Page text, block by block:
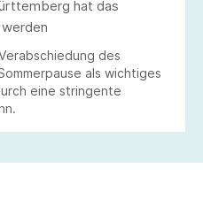
hat das
des
als wichtiges
eine stringente